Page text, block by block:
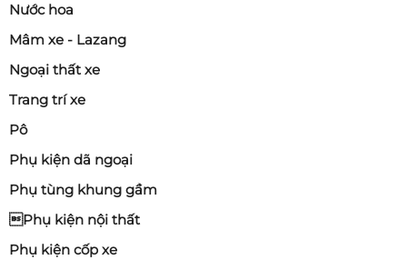
Nước hoa
Mâm xe - Lazang
Ngoại thất xe
Trang trí xe
Pô
Phụ kiện dã ngoại
Phụ tùng khung gầm
Phụ kiện nội thất
Phụ kiện cốp xe